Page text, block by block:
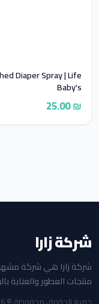
Diaper Spray | Life
Baby's
₪ 25.00
شركة زارا
شركة زارا هي شركة
منتجات العطور والعناية